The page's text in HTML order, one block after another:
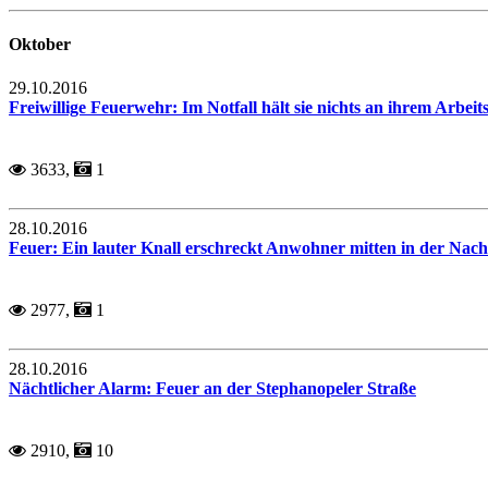
Oktober
29.10.2016
Freiwillige Feuerwehr: Im Notfall hält sie nichts an ihrem
3633, 1
28.10.2016
Feuer: Ein lauter Knall erschreckt Anwohner mitten in der
2977, 1
28.10.2016
Nächtlicher Alarm: Feuer an der Stephanopeler Straße
2910, 10